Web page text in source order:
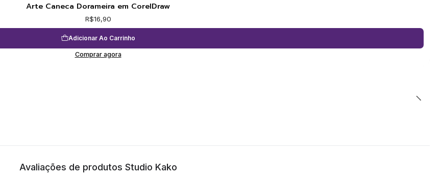
Arte Caneca Dorameira em CorelDraw
R$16,90
Adicionar Ao Carrinho
Comprar agora
Avaliações de produtos Studio Kako